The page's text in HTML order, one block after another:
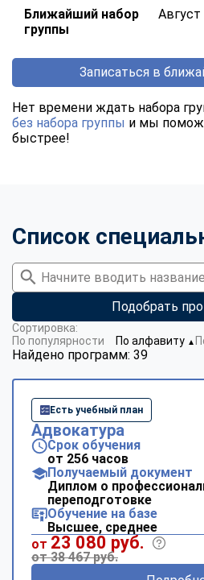
Ближайший набор
группы
Август
Записаться в
Нет времени ждать набора
без набора группы и мы
быстрее!
Список
Подобрать
Найдено программ: 39
Сортировка:
По популярности
По алфавиту ▼
Есть учебный план
Адвокатура
Срок обучения
от 256 часов
Получаемый документ
Диплом о
переподготовке
Обучение на базе
Высшее, среднее
от 23 080 руб.
от 38 467 руб.